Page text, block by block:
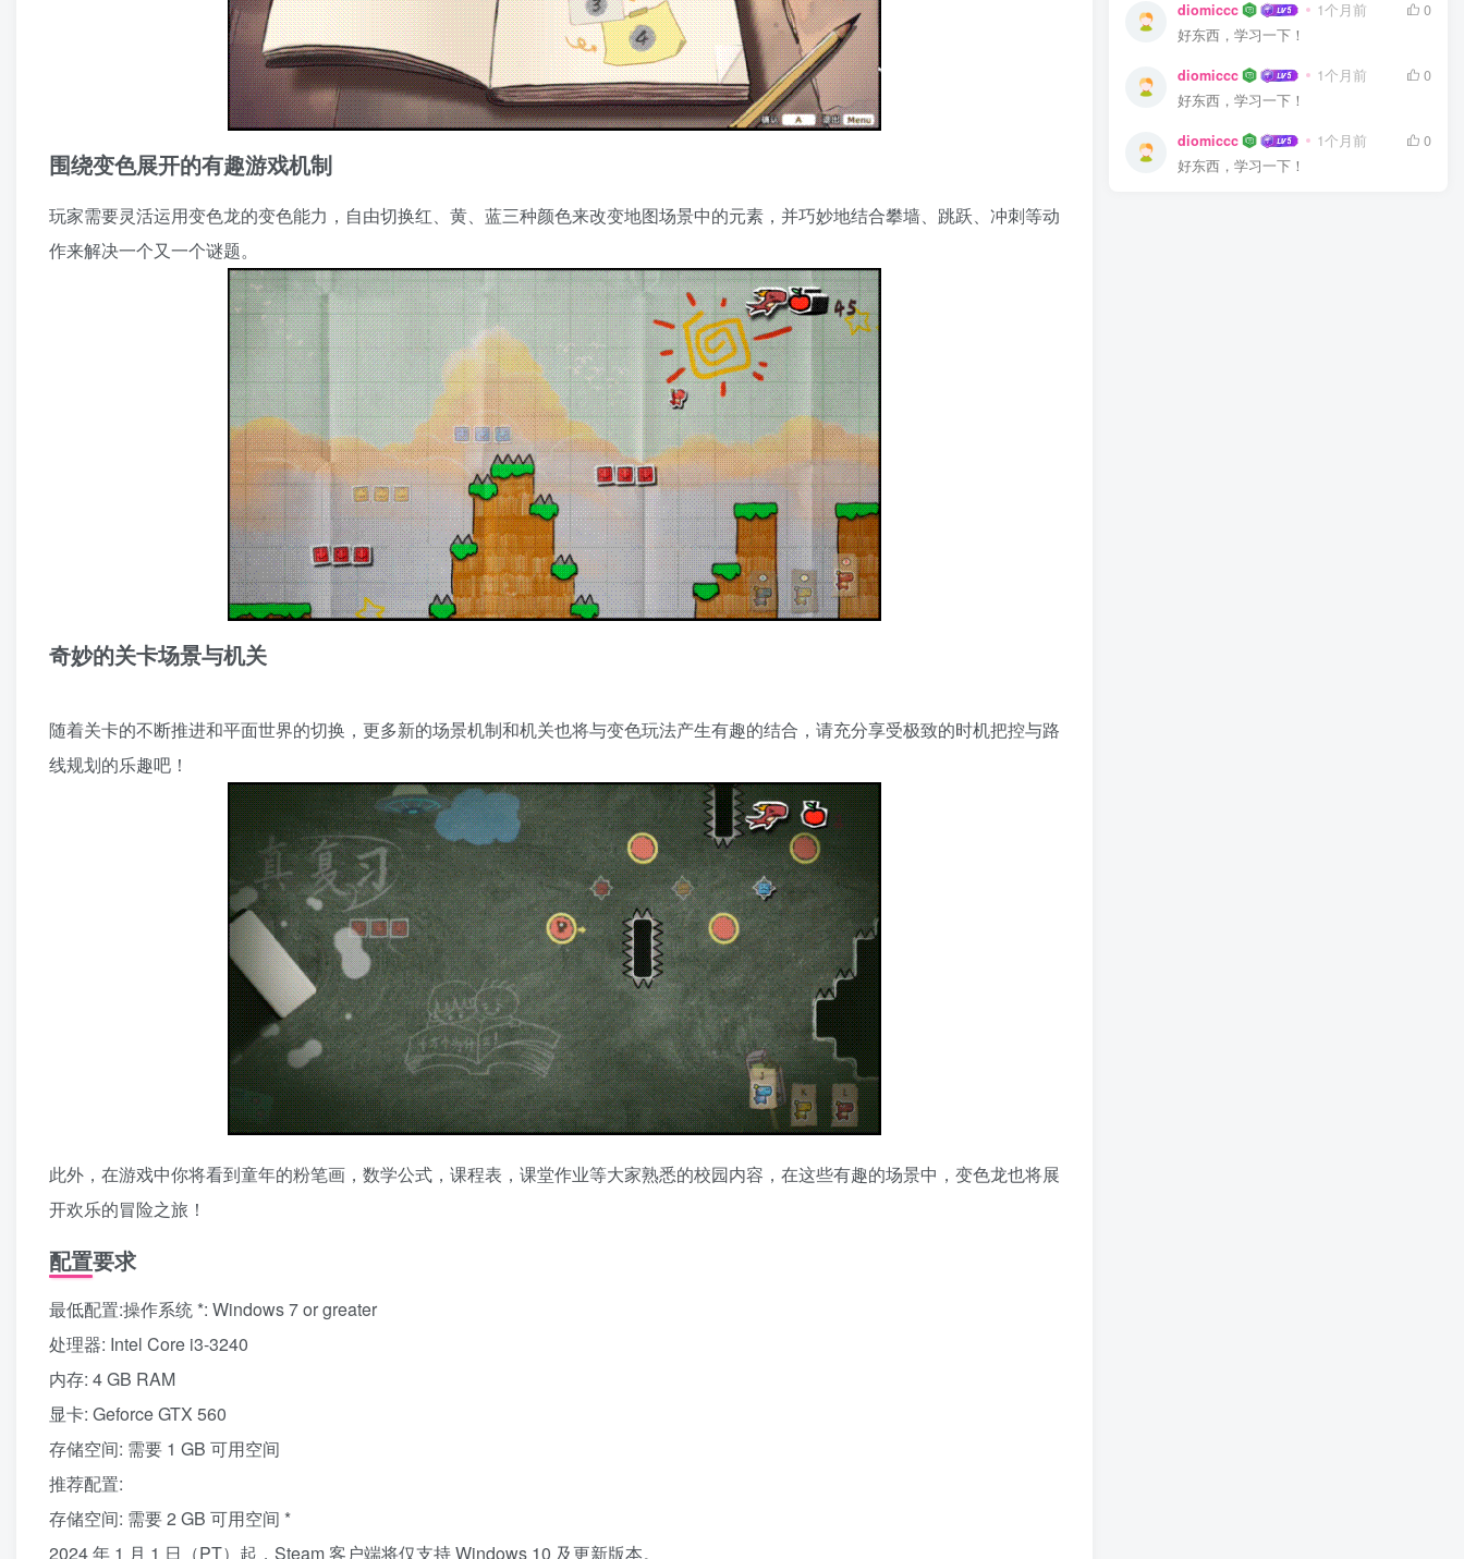
围绕变色展开的有趣游戏机制
玩家需要灵活运用变色龙的变色能力，自由切换红、黄、蓝三种颜色来改变地图场景中的元素，并巧妙地结合攀墙、跳跃、冲刺等动
作来解决一个又一个谜题。
奇妙的关卡场景与机关
随着关卡的不断推进和平面世界的切换，更多新的场景机制和机关也将与变色玩法产生有趣的结合，请充分享受极致的时机把控与路
线规划的乐趣吧！
此外，在游戏中你将看到童年的粉笔画，数学公式，课程表，课堂作业等大家熟悉的校园内容，在这些有趣的场景中，变色龙也将展
开欢乐的冒险之旅！
配置要求
最低配置:操作系统 *: Windows 7 or greater
处理器: Intel Core i3-3240
内存: 4 GB RAM
显卡: Geforce GTX 560
存储空间: 需要 1 GB 可用空间
推荐配置:
存储空间: 需要 2 GB 可用空间 *
2024 年 1 月 1 日（PT）起，Steam 客户端将仅支持 Windows 10 及更新版本。
diomiccc 1个月前
0
好东西，学习一下！
diomiccc 1个月前
0
好东西，学习一下！
diomiccc 1个月前
0
好东西，学习一下！